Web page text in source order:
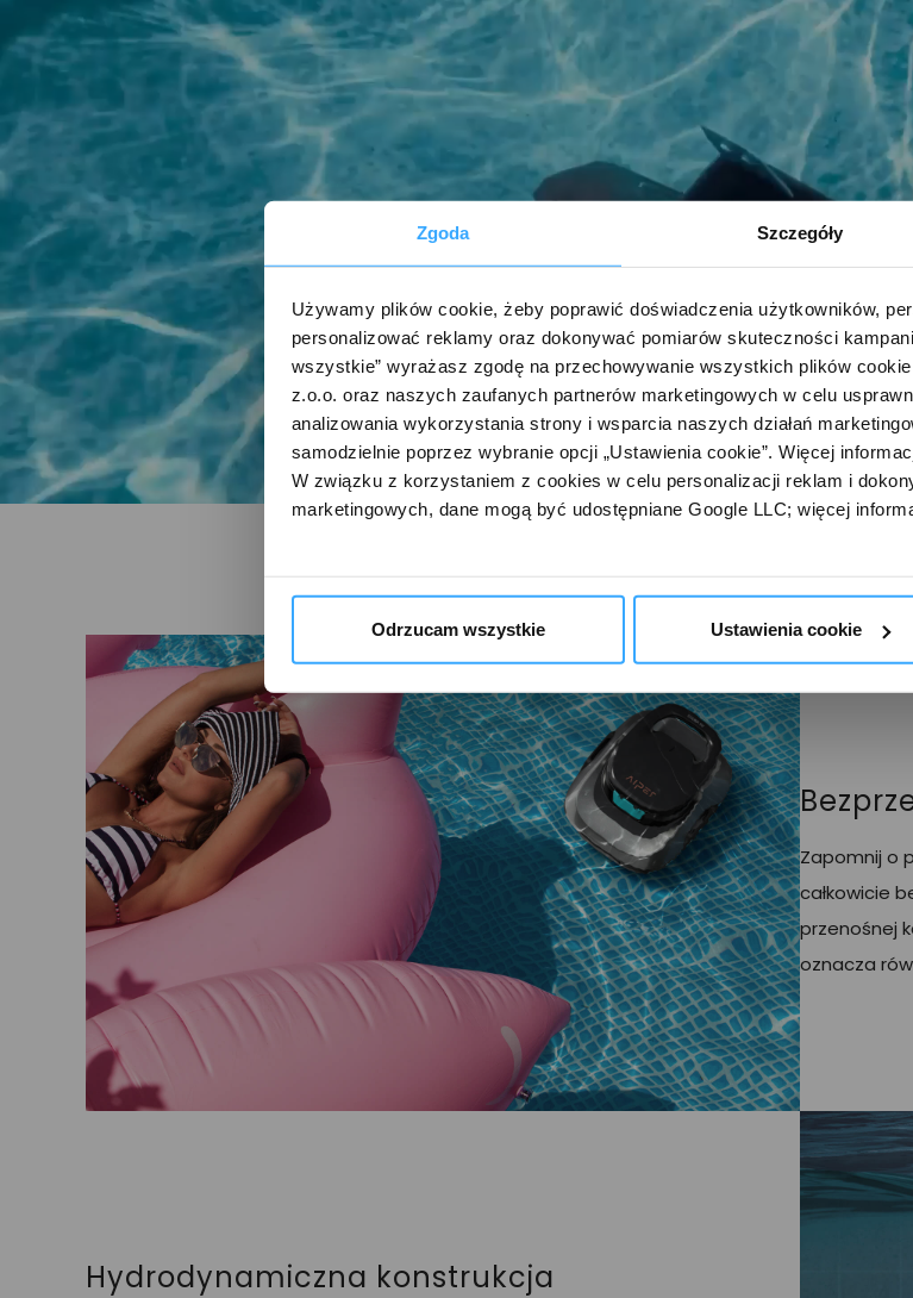
Zgoda Szczegóły
Używamy plików cookie, żeby poprawić doświadczenia użytkowników,
personalizować reklamy oraz dokonywać pomiarów skuteczności
wszystkie” wyrażasz zgodę na przechowywanie wszystkich plików
z.o.o. oraz naszych zaufanych partnerów marketingowych w celu
analizowania wykorzystania strony i wsparcia naszych działań
samodzielnie poprzez wybranie opcji „Ustawienia cookie”. Więcej
W związku z korzystaniem z cookies w celu personalizacji reklam i
marketingowych, dane mogą być udostępniane Google LLC; więcej
Odrzucam wszystkie Ustawienia cookie
Zapomnij o
całkowicie
przenośnej
oznacza
Hydrodynamiczna konstrukcja